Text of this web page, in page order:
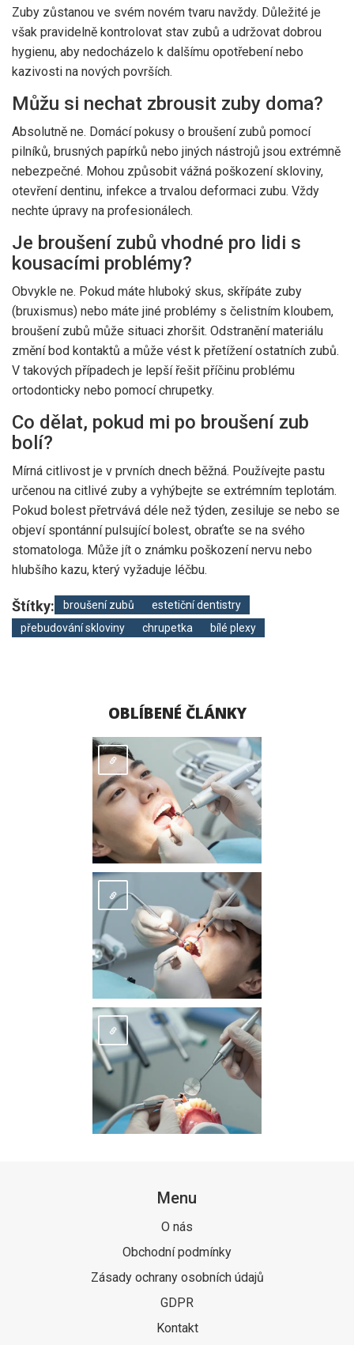
Zuby zůstanou ve svém novém tvaru navždy. Důležité je
však pravidelně kontrolovat stav zubů a udržovat dobrou
hygienu, aby nedocházelo k dalšímu opotřebení nebo
kazivosti na nových površích.
Můžu si nechat zbrousit zuby doma?
Absolutně ne. Domácí pokusy o broušení zubů pomocí
pilníků, brusných papírků nebo jiných nástrojů jsou extrémně
nebezpečné. Mohou způsobit vážná poškození skloviny,
otevření dentinu, infekce a trvalou deformaci zubu. Vždy
nechte úpravy na profesionálech.
Je broušení zubů vhodné pro lidi s
kousacími problémy?
Obvykle ne. Pokud máte hluboký skus, skřípáte zuby
(bruxismus) nebo máte jiné problémy s čelistním kloubem,
broušení zubů může situaci zhoršit. Odstranění materiálu
změní bod kontaktů a může vést k přetížení ostatních zubů.
V takových případech je lepší řešit příčinu problému
ortodonticky nebo pomocí chrupetky.
Co dělat, pokud mi po broušení zub
bolí?
Mírná citlivost je v prvních dnech běžná. Používejte pastu
určenou na citlivé zuby a vyhýbejte se extrémním teplotám.
Pokud bolest přetrvává déle než týden, zesiluje se nebo se
objeví spontánní pulsující bolest, obraťte se na svého
stomatologa. Může jít o známku poškození nervu nebo
hlubšího kazu, který vyžaduje léčbu.
Štítky: broušení zubů
estetiční dentistry
přebudování skloviny
chrupetka bílé plexy
OBLÍBENÉ ČLÁNKY
Menu
O nás
Obchodní podmínky
Zásady ochrany osobních údajů
GDPR
Kontakt